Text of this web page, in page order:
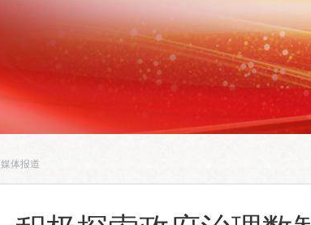
媒体报道